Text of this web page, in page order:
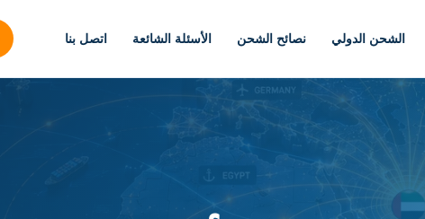
الشحن الدولي نصائح الشحن الأسئلة الشائعة اتصل بنا